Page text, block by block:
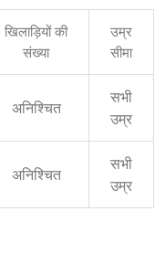
खिलाड़ियों की
संख्या
उम्र
सीमा
अनिश्चित
सभी
उम्र
अनिश्चित
सभी
उम्र